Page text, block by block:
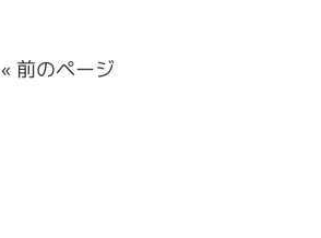
« 前のページ